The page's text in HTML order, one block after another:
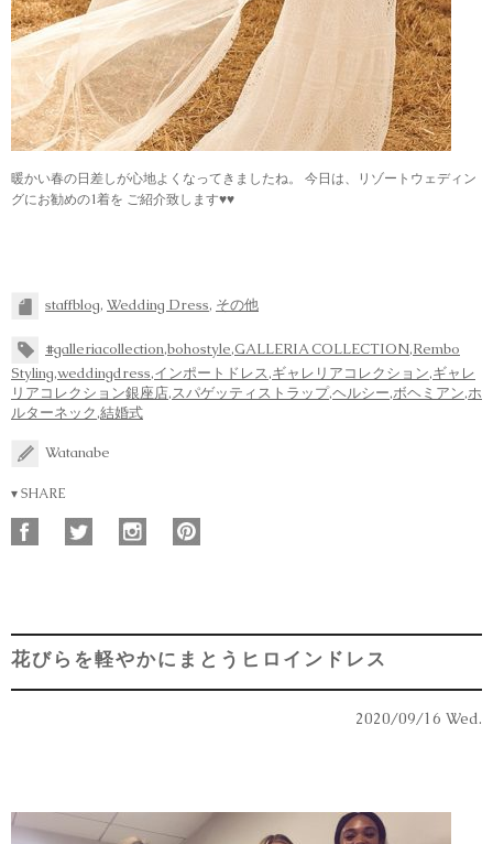
暖かい春の日差しが心地よくなってきましたね。 今日は、リゾートウェディン
グにお勧めの1着を ご紹介致します♥♥
staffblog, Wedding Dress, その他
#galleriacollection,bohostyle,GALLERIA COLLECTION,Rembo
Styling,weddingdress,インポートドレス,ギャレリアコレクション,ギャレ
リアコレクション銀座店,スパゲッティストラップ,ヘルシー,ボヘミアン,ホ
ルターネック,結婚式
Watanabe
▾ SHARE
花びらを軽やかにまとうヒロインドレス
2020/09/16 Wed.